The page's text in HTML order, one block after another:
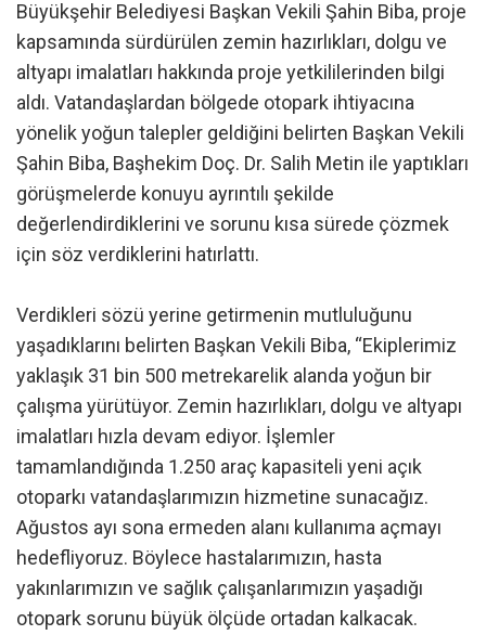
Büyükşehir Belediyesi Başkan Vekili Şahin Biba, proje
kapsamında sürdürülen zemin hazırlıkları, dolgu ve
altyapı imalatları hakkında proje yetkililerinden bilgi
aldı. Vatandaşlardan bölgede otopark ihtiyacına
yönelik yoğun talepler geldiğini belirten Başkan Vekili
Şahin Biba, Başhekim Doç. Dr. Salih Metin ile yaptıkları
görüşmelerde konuyu ayrıntılı şekilde
değerlendirdiklerini ve sorunu kısa sürede çözmek
için söz verdiklerini hatırlattı.
Verdikleri sözü yerine getirmenin mutluluğunu
yaşadıklarını belirten Başkan Vekili Biba, “Ekiplerimiz
yaklaşık 31 bin 500 metrekarelik alanda yoğun bir
çalışma yürütüyor. Zemin hazırlıkları, dolgu ve altyapı
imalatları hızla devam ediyor. İşlemler
tamamlandığında 1.250 araç kapasiteli yeni açık
otoparkı vatandaşlarımızın hizmetine sunacağız.
Ağustos ayı sona ermeden alanı kullanıma açmayı
hedefliyoruz. Böylece hastalarımızın, hasta
yakınlarımızın ve sağlık çalışanlarımızın yaşadığı
otopark sorunu büyük ölçüde ortadan kalkacak.